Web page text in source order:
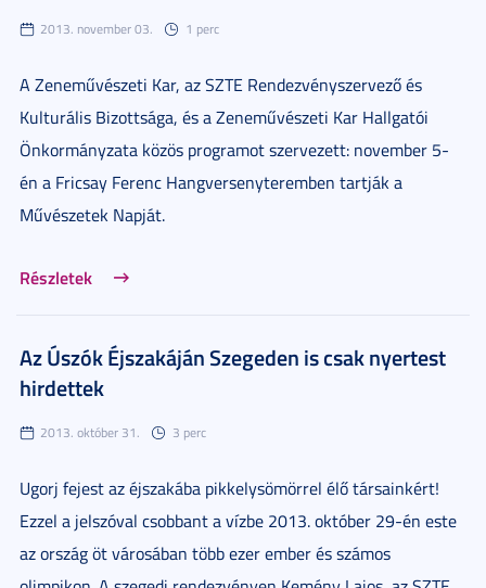
2013. november 03. 1 perc
A Zeneművészeti Kar, az SZTE Rendezvényszervező és
Kulturális Bizottsága, és a Zeneművészeti Kar Hallgatói
Önkormányzata közös programot szervezett: november 5-
én a Fricsay Ferenc Hangversenyteremben tartják a
Művészetek Napját.
Részletek
Az Úszók Éjszakáján Szegeden is csak nyertest
hirdettek
2013. október 31. 3 perc
Ugorj fejest az éjszakába pikkelysömörrel élő társainkért!
Ezzel a jelszóval csobbant a vízbe 2013. október 29-én este
az ország öt városában több ezer ember és számos